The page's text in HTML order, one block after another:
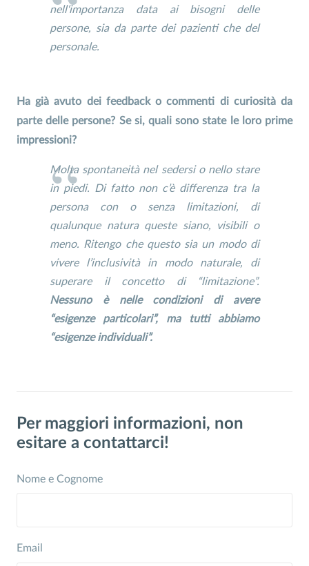
nell‘importanza data ai bisogni delle
persone, sia da parte dei pazienti che del
personale.
Ha già avuto dei feedback o commenti di curiosità da
parte delle persone? Se si, quali sono state le loro prime
impressioni?
Molta spontaneità nel sedersi o nello stare
in piedi. Di fatto non c’è differenza tra la
persona con o senza limitazioni, di
qualunque natura queste siano, visibili o
meno. Ritengo che questo sia un modo di
vivere l’inclusività in modo naturale, di
superare il concetto di “limitazione”.
Nessuno è nelle condizioni di avere
“esigenze particolari”, ma tutti abbiamo
“esigenze individuali”.
Per maggiori informazioni, non
esitare a contattarci!
Nome e Cognome
Email